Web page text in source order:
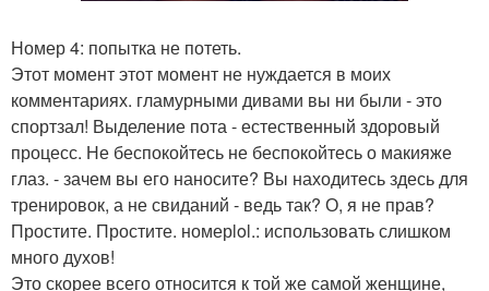
Номер 4: попытка не потеть.
Этот момент этот момент не нуждается в моих
комментариях. гламурными дивами вы ни были - это
спортзал! Выделение пота - естественный здоровый
процесс. Не беспокойтесь не беспокойтесь о макияже
глаз. - зачем вы его наносите? Вы находитесь здесь для
тренировок, а не свиданий - ведь так? О, я не прав?
Простите. Простите. номерlol.: использовать слишком
много духов!
Это скорее всего относится к той же самой женщине,